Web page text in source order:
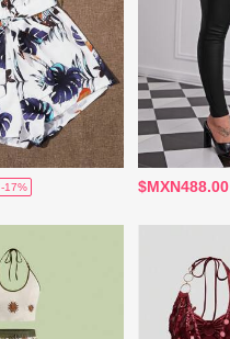
-17% $MXN488.00